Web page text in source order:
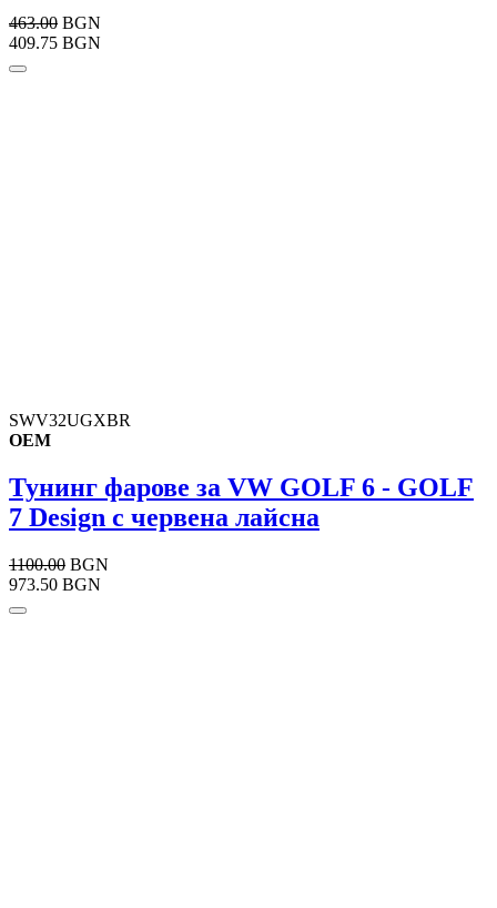
463.00 BGN
409.75 BGN
SWV32UGXBR
OEM
Тунинг фарове за VW GOLF 6 - GOLF
7 Design с червена лайсна
1100.00 BGN
973.50 BGN